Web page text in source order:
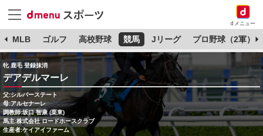
dメニュー
MLB ゴルフ 高校野球 競馬 Jリーグ プロ野球（2軍）
牝 鹿毛 登録抹消
デアデルマーレ
父:シルバーステート
母:アルセナーレ
調教師:坂口 智康 (栗東)
馬主:株式会社 ロードホースクラブ
生産者:ケイアイファーム